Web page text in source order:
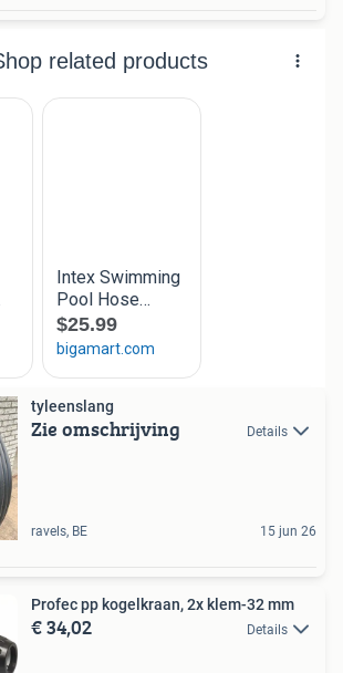
tyleenslang
Zie omschrijving Details
ravels, BE 15 jun 26
Profec pp kogelkraan, 2x klem-32 mm
€ 34,02 Details